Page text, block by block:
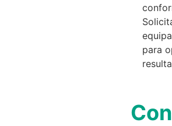
para